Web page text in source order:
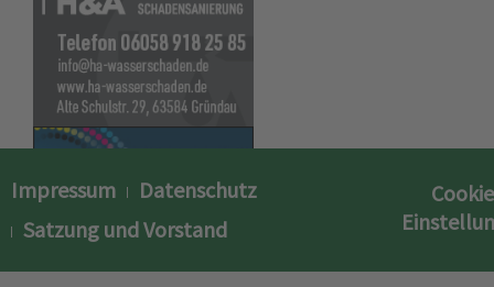
Impressum
Datenschutz
Satzung und Vorstand